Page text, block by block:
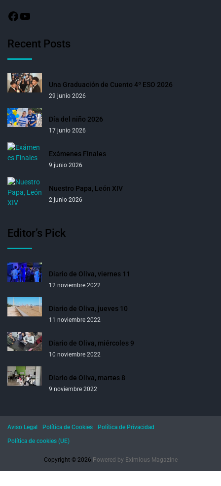
Recent Posts
Una Graduación de Cuento 4º ESO 2026
29 junio 2026
Día del niño 2026
17 junio 2026
Exámenes Finales
9 junio 2026
Nuestro Papa, León XIV
2 junio 2026
Editor’s Pick
Diario de Oliva, viernes 11
12 noviembre 2022
Diario de Oliva, jueves 10
11 noviembre 2022
Diario de Oliva, miércoles 9
10 noviembre 2022
Diario de Oliva, martes 8
9 noviembre 2022
Copyright © 2026. Powered by Eximious Magazine
Aviso Legal Política de Cookies
Política de Privacidad
Política de cookies (UE)